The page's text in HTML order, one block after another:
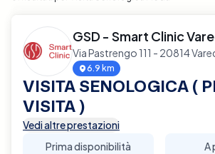
GSD - Smart Clinic
Via Pastrengo 111 - 20814
6.9 km
VISITA SENOLOGICA (
VISITA )
Vedi altre prestazioni
Prima disponibilità
A